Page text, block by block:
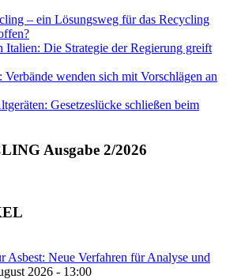
– ein Lösungsweg für das Recycling
Die Strategie der Regierung greift
wenden sich mit Vorschlägen an
Gesetzeslücke schließen beim
Ausgabe 2/2026
Asbest: Neue Verfahren für Analyse und
2026 - 13:00